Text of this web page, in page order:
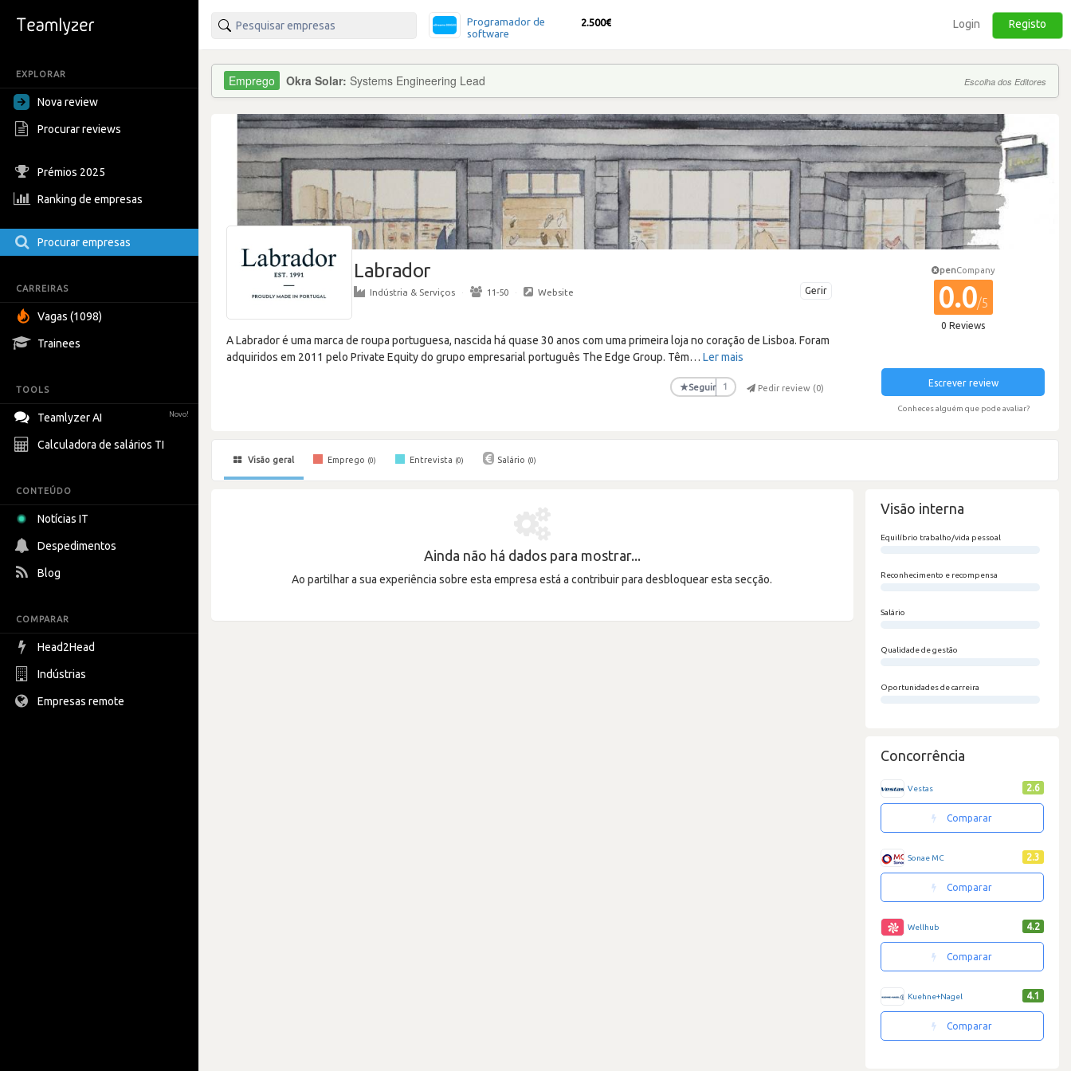
EXPLORAR
Nova review
Procurar reviews
Prémios 2025
Ranking de empresas
Procurar empresas
CARREIRAS
Vagas (1098)
Trainees
TOOLS
Teamlyzer AI Novo!
Calculadora de salários TI
CONTEÚDO
Notícias IT
Despedimentos
Blog
COMPARAR
Head2Head
Indústrias
Empresas remote
Programador de
software
2.500€ Login Registo
Okra Solar: Systems Engineering Lead Escolha dos Editores
Labrador
Gerir
Indústria & Serviços · 11-50 · Website
A Labrador é uma marca de roupa portuguesa, nascida há quase 30 anos com uma primeira loja no coração de Lisboa. Foram
adquiridos em 2011 pelo Private Equity do grupo empresarial português The Edge Group. Têm… Ler mais
★Seguir 1 Pedir review (0)
penCompany
0.0/5
0 Reviews
Escrever review
Conheces alguém que pode avaliar?
Visão geral Emprego (0) Entrevista (0) Salário (0)
Ainda não há dados para mostrar...
Ao partilhar a sua experiência sobre esta empresa está a contribuir para desbloquear esta secção.
Visão interna
Equilíbrio trabalho/vida pessoal
Reconhecimento e recompensa
Salário
Qualidade de gestão
Oportunidades de carreira
Concorrência
Vestas 2.6
Comparar
Sonae MC 2.3
Comparar
Wellhub 4.2
Comparar
Kuehne+Nagel 4.1
Comparar